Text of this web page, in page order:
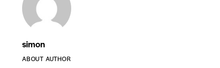
simon
ABOUT AUTHOR